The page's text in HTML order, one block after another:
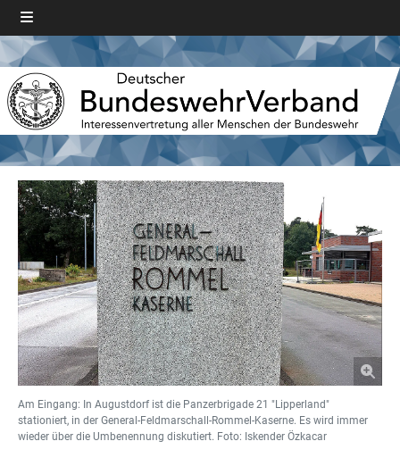
Am Eingang: In Augustdorf ist die Panzerbrigade 21 "Lipperland"
stationiert, in der General-Feldmarschall-Rommel-Kaserne. Es wird immer
wieder über die Umbenennung diskutiert. Foto: Iskender Özkacar